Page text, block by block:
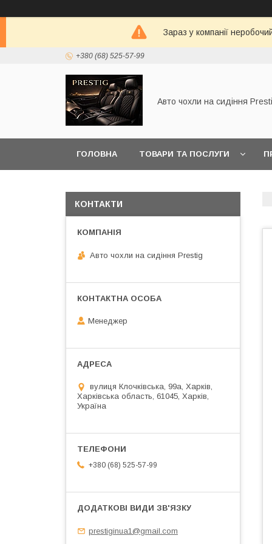
Зараз у компанії
+380 (68) 525-57-99
Авто чохли на сидіння
ГОЛОВНА ТОВАРИ ТА ПОСЛУГИ
КОНТАКТИ
Авто чохли на сидіння Prestig
Менеджер
вулиця Клочківська, 99а, Харків,
Харківська область, 61045, Харків,
Україна
+380 (68) 525-57-99
prestiginua1@gmail.com